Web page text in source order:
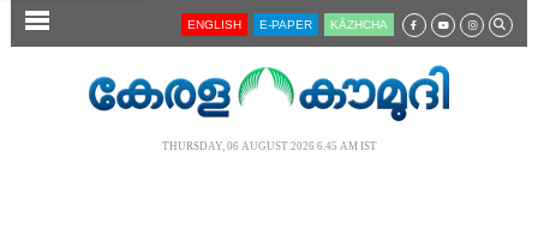
SECTIONS ENGLISH E-PAPER KĀZHCHA
THURSDAY, 06 AUGUST 2026 6.45 AM IST